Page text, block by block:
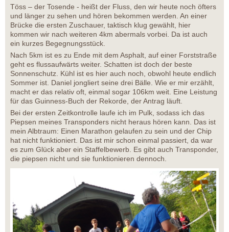
Töss – der Tosende - heißt der Fluss, den wir heute noch öfters
und länger zu sehen und hören bekommen werden. An einer
Brücke die ersten Zuschauer, taktisch klug gewählt, hier
kommen wir nach weiteren 4km abermals vorbei. Da ist auch
ein kurzes Begegnungsstück.
Nach 5km ist es zu Ende mit dem Asphalt, auf einer Forststraße
geht es flussaufwärts weiter. Schatten ist doch der beste
Sonnenschutz. Kühl ist es hier auch noch, obwohl heute endlich
Sommer ist. Daniel jongliert seine drei Bälle. Wie er mir erzählt,
macht er das relativ oft, einmal sogar 106km weit. Eine Leistung
für das Guinness-Buch der Rekorde, der Antrag läuft.
Bei der ersten Zeitkontrolle laufe ich im Pulk, sodass ich das
Piepsen meines Transponders nicht heraus hören kann. Das ist
mein Albtraum: Einen Marathon gelaufen zu sein und der Chip
hat nicht funktioniert. Das ist mir schon einmal passiert, da war
es zum Glück aber ein Staffelbewerb. Es gibt auch Transponder,
die piepsen nicht und sie funktionieren dennoch.